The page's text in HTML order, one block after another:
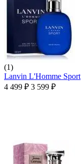
(1)
Lanvin L'Homme Sport
4 499 ₽ 3 599 ₽